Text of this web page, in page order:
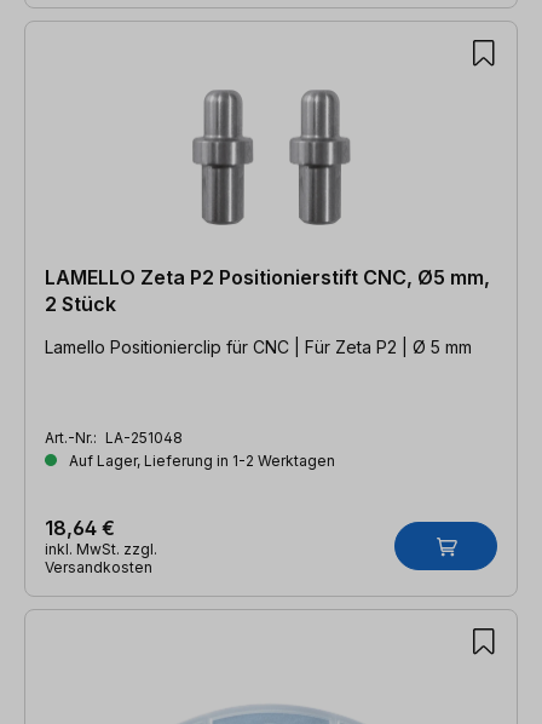
LAMELLO Zeta P2 Positionierstift CNC, Ø5 mm,
2 Stück
Lamello Positionierclip für CNC | Für Zeta P2 | Ø 5 mm
Art.-Nr.: LA-251048
Auf Lager, Lieferung in 1-2 Werktagen
18,64 €
inkl. MwSt. zzgl.
Versandkosten